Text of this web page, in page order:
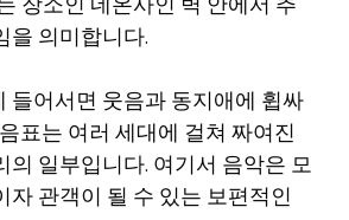
을 의미합니다.
들어서면 웃음과 동지애에 휩싸
표는 여러 세대에 걸쳐 짜여진
의 일부입니다. 여기서 음악은 모
자 관객이 될 수 있는 보편적인